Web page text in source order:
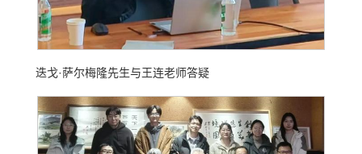
迭戈·萨尔梅隆先生与王连老师答疑